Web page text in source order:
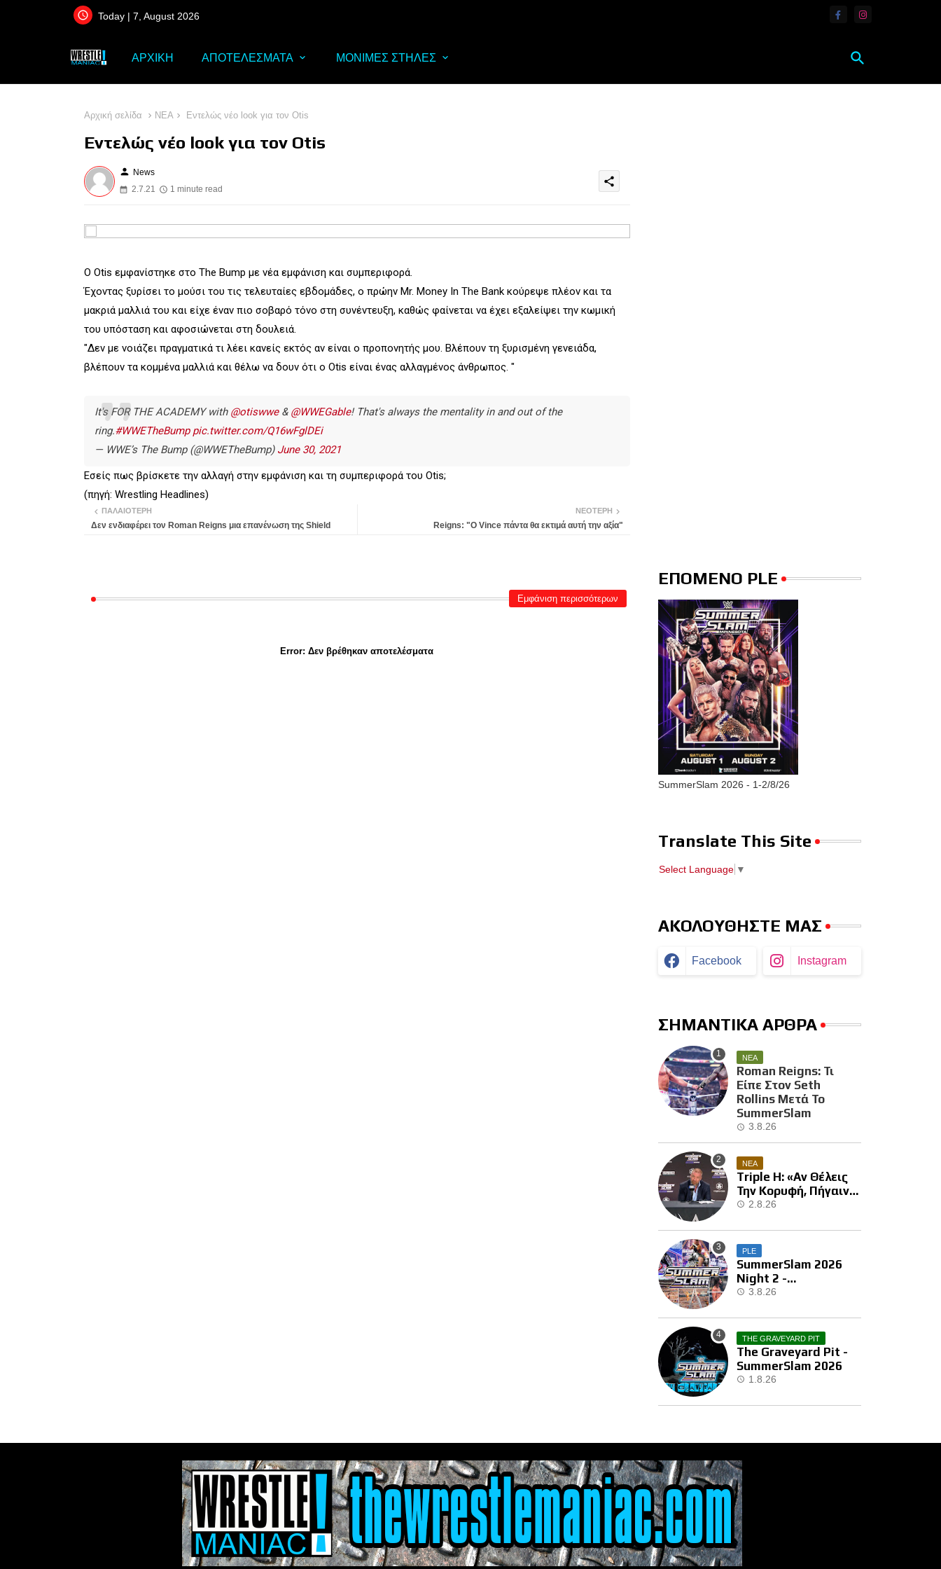
Today | 7, August 2026
ΑΡΧΙΚΗ ΑΠΟΤΕΛΕΣΜΑΤΑ ΜΟΝΙΜΕΣ ΣΤΗΛΕΣ
Αρχική σελίδα ΝΕΑ Εντελώς νέο look για τον Otis
Εντελώς νέο look για τον Otis
person News
2.7.21
1 minute read
share
Ο Otis εμφανίστηκε στο The Bump με νέα εμφάνιση και συμπεριφορά.
Έχοντας ξυρίσει το μούσι του τις τελευταίες εβδομάδες, ο πρώην Mr. Money In The Bank κούρεψε πλέον και τα
μακριά μαλλιά του και είχε έναν πιο σοβαρό τόνο στη συνέντευξη, καθώς φαίνεται να έχει εξαλείψει την κωμική
του υπόσταση και αφοσιώνεται στη δουλειά.
"Δεν με νοιάζει πραγματικά τι λέει κανείς εκτός αν είναι ο προπονητής μου. Βλέπουν τη ξυρισμένη γενειάδα,
βλέπουν τα κομμένα μαλλιά και θέλω να δουν ότι ο Otis είναι ένας αλλαγμένος άνθρωπος. "
It's FOR THE ACADEMY with @otiswwe& @WWEGable! That's always the mentality in and out of the
ring.#WWETheBump pic.twitter.com/Q16wFglDEi
— WWE’s The Bump (@WWETheBump) June 30, 2021
Εσείς πως βρίσκετε την αλλαγή στην εμφάνιση και τη συμπεριφορά του Otis;
(πηγή: Wrestling Headlines)
ΝΕΌΤΕΡΗ
Reigns: "Ο Vince πάντα θα εκτιμά αυτή την αξία"
ΠΑΛΑΙΌΤΕΡΗ
Δεν ενδιαφέρει τον Roman Reigns μια επανένωση της Shield
Εμφάνιση περισσότερων
Error: Δεν βρέθηκαν αποτελέσματα
ΕΠΟΜΕΝΟ PLE
SummerSlam 2026 - 1-2/8/26
Translate This Site
Select Language ▼
ΑΚΟΛΟΥΘΗΣΤΕ ΜΑΣ
Facebook Instagram
ΣΗΜΑΝΤΙΚΑ ΑΡΘΡΑ
ΝΕΑ
Roman Reigns: Τι
Είπε Στον Seth
Rollins Μετά Το
SummerSlam
3.8.26
ΝΕΑ
Triple H: «Αν Θέλεις
Την Κορυφή, Πήγαινε
Και Κέρδισε Την»
2.8.26
PLE
SummerSlam 2026
Night 2 -
Αποτελέσματα
3.8.26
THE GRAVEYARD PIT
The Graveyard Pit -
SummerSlam 2026
1.8.26